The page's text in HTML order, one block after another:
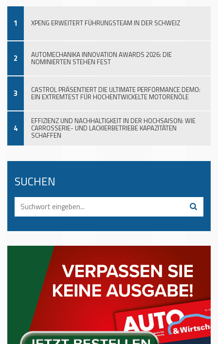
1 XPENG ERWEITERT FÜHRUNGSTEAM IN DER SCHWEIZ
2 AUTOMECHANIKA INNOVATION AWARDS 2026: DIE
NOMINIERTEN STEHEN FEST
3 CASTROL PRÄSENTIERT DIE ULTIMATE PERFORMANCE DEMO:
EIN EXTREMTEST FÜR HOCHENTWICKELTE MOTORENÖLE
4
EFFIZIENZ UND NACHHALTIGKEIT IN DER HOCHSAISON: WIE
CARROSSERIE- UND LACKIERBETRIEBE KAPAZITÄTEN
SCHAFFEN
SUCHEN